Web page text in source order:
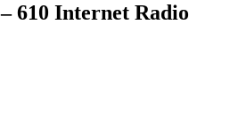
610 Internet Radio